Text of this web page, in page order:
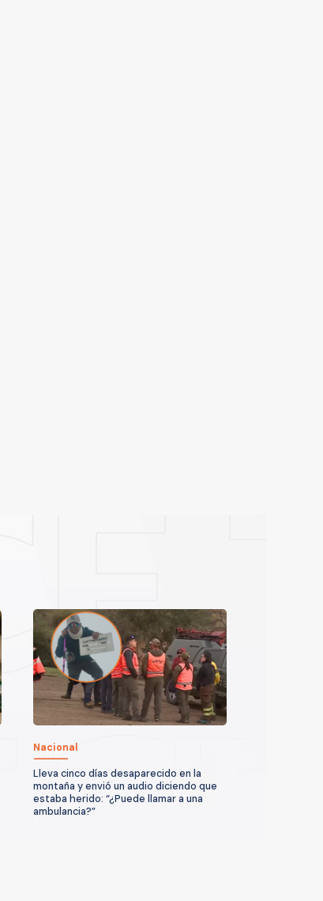
Nacional
Lleva cinco días desaparecido en la
montaña y envió un audio diciendo que
estaba herido: “¿Puede llamar a una
ambulancia?”